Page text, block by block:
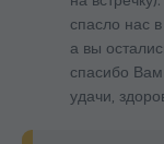
спасло нас
а вы
спасибо
удачи,